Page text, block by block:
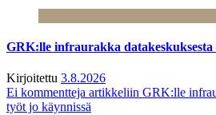
GRK:lle infraurakka datakeskuksesta
Kirjoitettu 3.8.2026
Ei kommentteja artikkeliin GRK:lle
työt jo käynnissä